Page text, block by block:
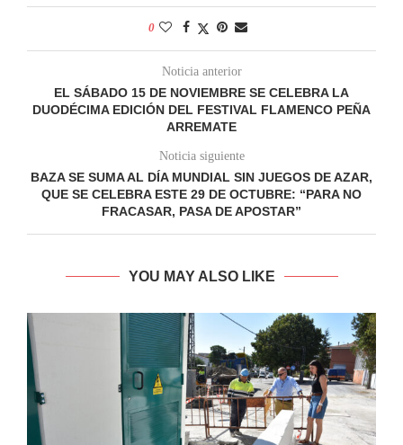
0
Noticia anterior
EL SÁBADO 15 DE NOVIEMBRE SE CELEBRA LA
DUODÉCIMA EDICIÓN DEL FESTIVAL FLAMENCO PEÑA
ARREMATE
Noticia siguiente
BAZA SE SUMA AL DÍA MUNDIAL SIN JUEGOS DE AZAR,
QUE SE CELEBRA ESTE 29 DE OCTUBRE: “PARA NO
FRACASAR, PASA DE APOSTAR”
YOU MAY ALSO LIKE